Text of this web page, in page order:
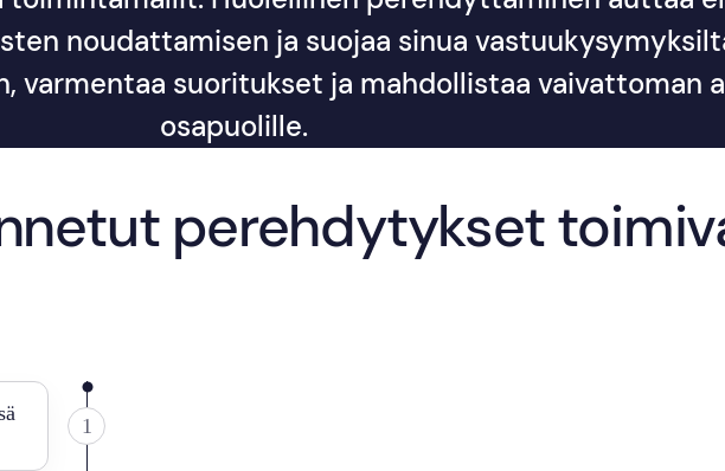
noudattamisen ja suojaa sinua
varmentaa suoritukset ja mahdollistaa vaivattoman
osapuolille.
perehdytykset
1